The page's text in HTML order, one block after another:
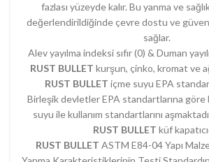
fazlası yüzeyde kalır. Bu yanma ve
değerlendirildiğinde çevre dostu ve
sağlar.
Alev yayılma indeksi sıfır (0) & Duman
RUST BULLET kurşun, çinko, kromat ve
RUST BULLET içme suyu EPA
Birleşik devletler EPA standartlarına
suyu ile kullanım standartlarını
RUST BULLET küf
RUST BULLET ASTM E84-04 Yapı